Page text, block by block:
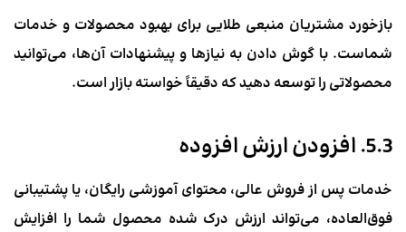
بازخورد مشتریان منبعی طلایی برای بهبود محصولات و خدمات
شماست. با گوش دادن به نیازها و پیشنهادات آن‌ها، می‌توانید
محصولاتی را توسعه دهید که دقیقاً خواسته بازار است.
5.3. افزودن ارزش افزوده
خدمات پس از فروش عالی، محتوای آموزشی رایگان، یا پشتیبانی
فوق‌العاده، می‌تواند ارزش درک شده محصول شما را افزایش